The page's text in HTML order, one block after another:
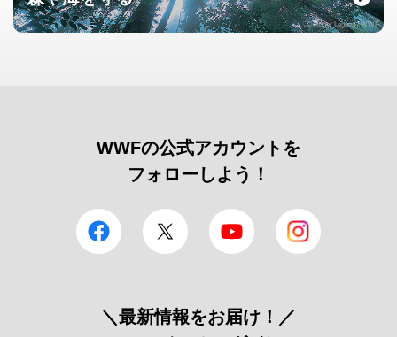
© Roger Leguen / WWF
WWFの公式アカウントを
フォローしよう！
facebook Twitter YouTube
＼最新情報をお届け！／